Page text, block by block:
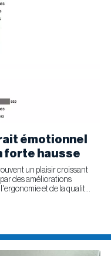
émotionnel
forte hausse
un plaisir croissant
des améliorations
et de la qualité